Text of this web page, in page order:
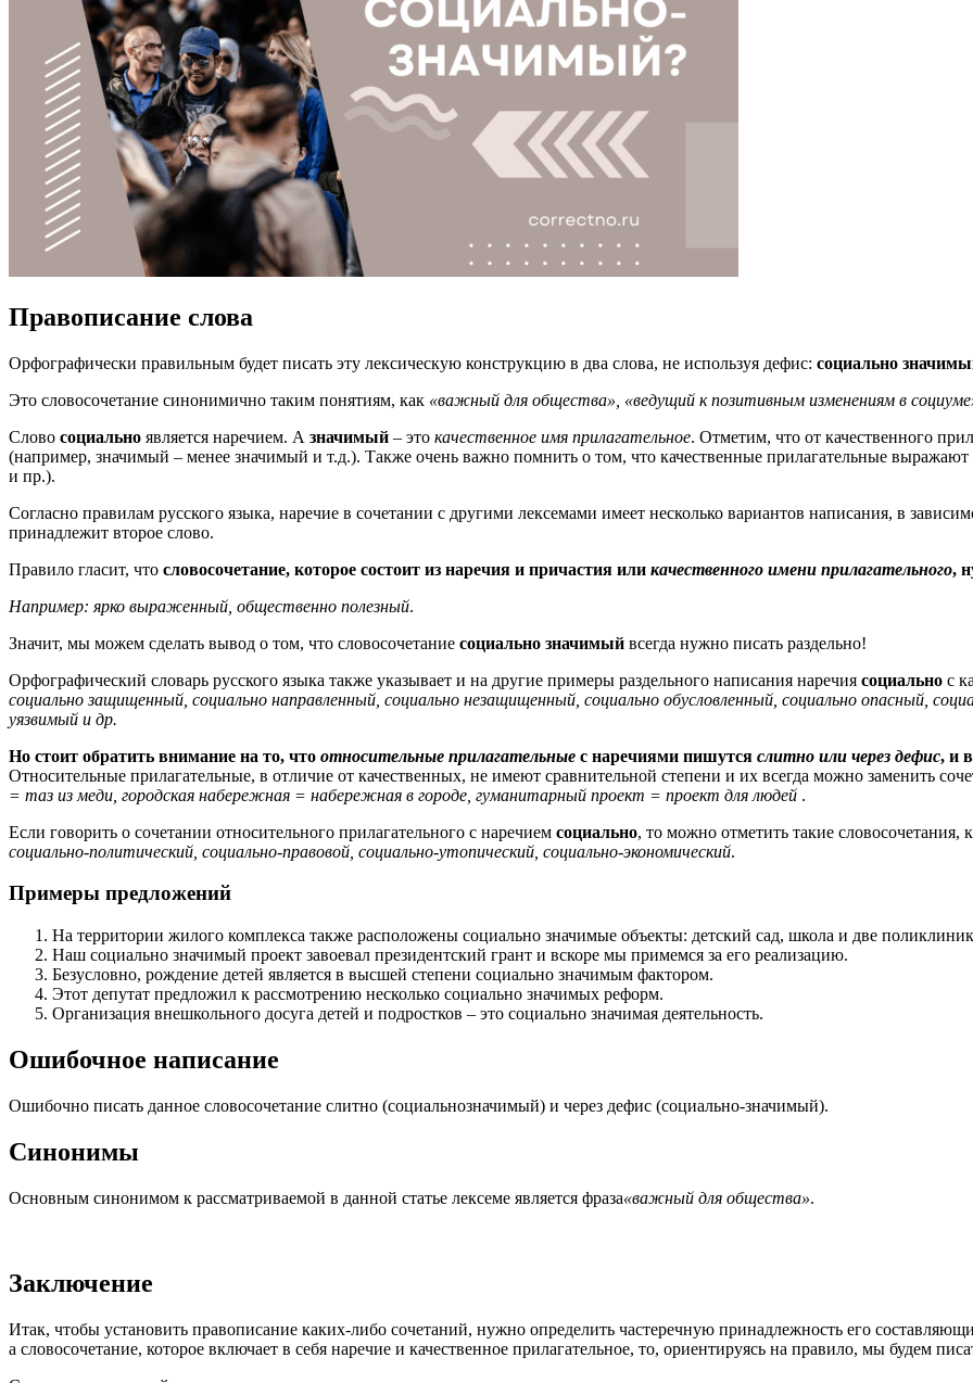
Правописание слова
Орфографически правильным будет писать эту лексическую конструкцию в два слова, не используя дефис: социально
Это словосочетание синонимично таким понятиям, как «важный для общества», «ведущий к позитивным изменениям в
Слово социально является наречием. А значимый – это качественное имя прилагательное. Отметим, что от качественного
(например, значимый – менее значимый и т.д.). Также очень важно помнить о том, что качественные прилагательные выражают
и пр.).
Согласно правилам русского языка, наречие в сочетании с другими лексемами имеет несколько вариантов написания, в
принадлежит второе слово.
Правило гласит, что словосочетание, которое состоит из наречия и причастия или качественного имени прилагательного,
Например: ярко выраженный, общественно полезный.
Значит, мы можем сделать вывод о том, что словосочетание социально значимый всегда нужно писать раздельно!
Орфографический словарь русского языка также указывает и на другие примеры раздельного написания наречия социально с
социально защищенный, социально направленный, социально незащищенный, социально обусловленный, социально опасный,
уязвимый и др.
Но стоит обратить внимание на то, что относительные прилагательные с наречиями пишутся слитно или через дефис, и
Относительные прилагательные, в отличие от качественных, не имеют сравнительной степени и их всегда можно заменить
= таз из меди, городская набережная = набережная в городе, гуманитарный проект = проект для людей .
Если говорить о сочетании относительного прилагательного с наречием социально, то можно отметить такие словосочетания,
социально-политический, социально-правовой, социально-утопический, социально-экономический.
Примеры предложений
На территории жилого комплекса также расположены социально значимые объекты: детский сад, школа и две
Наш социально значимый проект завоевал президентский грант и вскоре мы примемся за его реализацию.
Безусловно, рождение детей является в высшей степени социально значимым фактором.
Этот депутат предложил к рассмотрению несколько социально значимых реформ.
Организация внешкольного досуга детей и подростков – это социально значимая деятельность.
Ошибочное написание
Ошибочно писать данное словосочетание слитно (социальнозначимый) и через дефис (социально-значимый).
Синонимы
Основным синонимом к рассматриваемой в данной статье лексеме является фраза«важный для общества».
Заключение
Итак, чтобы установить правописание каких-либо сочетаний, нужно определить частеречную принадлежность его
а словосочетание, которое включает в себя наречие и качественное прилагательное, то, ориентируясь на правило, мы будем